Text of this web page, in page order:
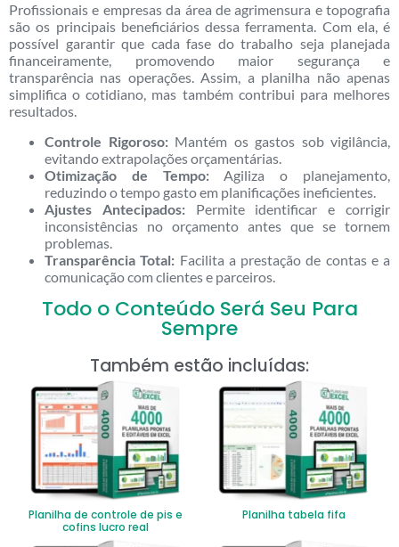
Profissionais e empresas da área de agrimensura e topografia
são os principais beneficiários dessa ferramenta. Com ela, é
possível garantir que cada fase do trabalho seja planejada
financeiramente, promovendo maior segurança e
transparência nas operações. Assim, a planilha não apenas
simplifica o cotidiano, mas também contribui para melhores
resultados.
Controle Rigoroso:Mantém os gastos sob vigilância,
evitando extrapolações orçamentárias.
Otimização de Tempo:Agiliza o planejamento,
reduzindo o tempo gasto em planificações ineficientes.
Ajustes Antecipados:Permite identificar e corrigir
inconsistências no orçamento antes que se tornem
problemas.
Transparência Total: Facilita a prestação de contas e a
comunicação com clientes e parceiros.
Todo o Conteúdo Será Seu Para
Sempre
Também estão incluídas:
Planilha de controle de pis e
cofins lucro real
Planilha tabela fifa